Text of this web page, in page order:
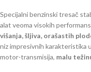
Specijalni benzinski tresač
alat veoma visokih
višanja, šljiva, orašastih
niz impresivnih karakteristika
motor-transmisija, malu